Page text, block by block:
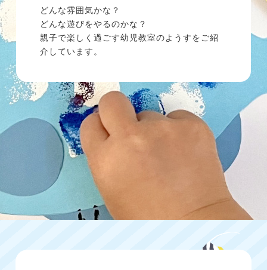
どんな雰囲気かな？
どんな遊びをやるのかな？
親子で楽しく過ごす幼児教室のようすをご紹
介しています。